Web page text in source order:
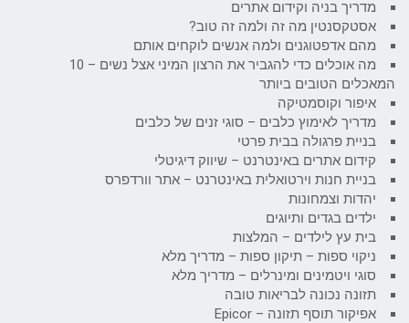
מדריך בניה וקידום אתרים
אסטקסנטין מה זה ולמה זה טוב?
מהם אדפטוגנים ולמה אנשים לוקחים אותם
מה אוכלים כדי להגביר את הרצון המיני אצל נשים – 10
המאכלים הטובים ביותר
איפור וקוסמטיקה
מדריך לאימוץ כלבים – סוגי זנים של כלבים
בניית פרגולה בבית פרטי
קידום אתרים באינטרנט – שיווק דיגיטלי
בניית חנות וירטואלית באינטרנט – אתר וורדפרס
יהדות וצמחונות
ילדים בגדים ותיוגים
בית עץ לילדים – המלצות
ניקוי ספות – תיקון ספות – מדריך מלא
סוגי ויטמינים ומינרלים – מדריך מלא
תזונה נכונה לבריאות טובה
אפיקור תוסף תזונה – Epicor